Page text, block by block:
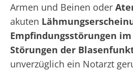
Armen und Beinen oder
akuten
Empfindungsstörungen
Störungen der
unverzüglich ein Notarzt